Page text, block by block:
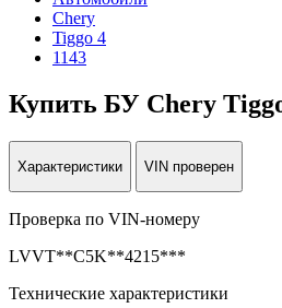
Chery
Tiggo 4
1143
Купить БУ Chery
Характеристики VIN проверен
Проверка по VIN-номеру
LVVT**C5K**4215***
Технические характеристики